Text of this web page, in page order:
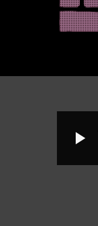
play_arrow